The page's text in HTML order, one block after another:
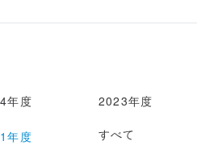
WG活動で無料
モニター募集
年度 2023年度
年度 すべて